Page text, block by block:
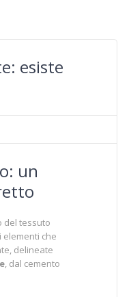
esiste
un
del tessuto
elementi che
delineate
, dal cemento